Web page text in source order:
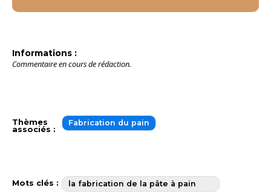
Informations :
Commentaire en cours de rédaction.
Thèmes
associés :
Fabrication du pain
Mots clés : la fabrication de la pâte à pain